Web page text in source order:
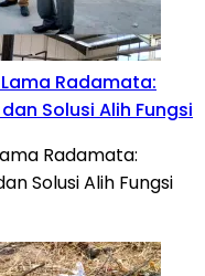
Radamata:
Solusi Alih Fungsi
Radamata:
Solusi Alih Fungsi